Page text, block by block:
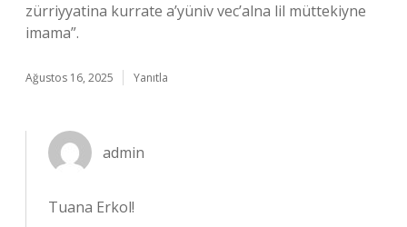
zürriyyatina kurrate a’yüniv vec’alna lil müttekiyne
imama”.
Ağustos 16, 2025 Yanıtla
admin
Tuana Erkol!